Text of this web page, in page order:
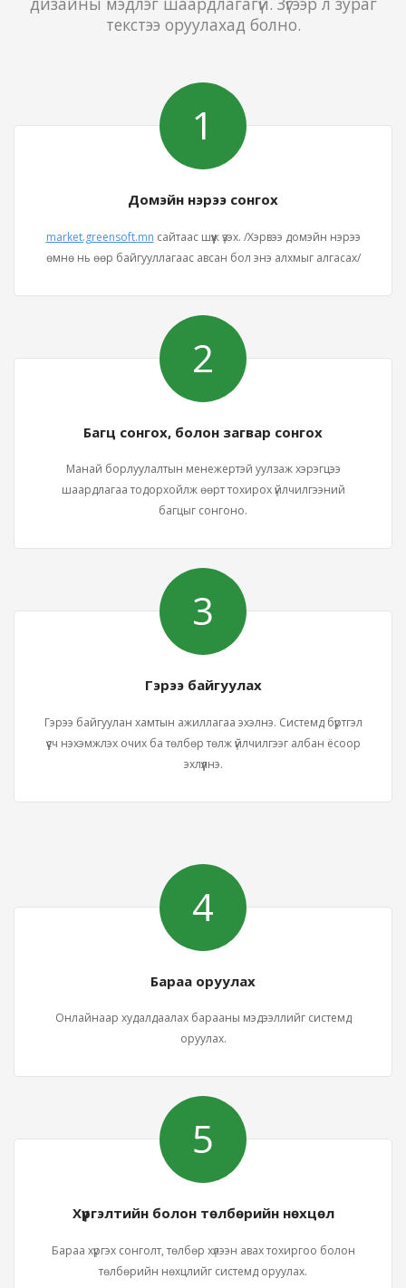
текстээ оруулахад болно.
1
Домэйн нэрээ сонгох
market.greensoft.mn сайтаас шүүж үзэх. /Хэрвээ домэйн нэрээ
өмнө нь өөр байгууллагаас авсан бол энэ алхмыг алгасах/
2
Багц сонгох, болон загвар сонгох
Манай борлуулалтын менежертэй уулзаж хэрэгцээ
шаардлагаа тодорхойлж өөрт тохирох үйлчилгээний
багцыг сонгоно.
3
Гэрээ байгуулах
Гэрээ байгуулан хамтын ажиллагаа эхэлнэ. Системд бүртгэл
үүсч нэхэмжлэх очих ба төлбөр төлж үйлчилгээг албан ёсоор
эхлүүлнэ.
4
Бараа оруулах
Онлайнаар худалдаалах барааны мэдээллийг системд
оруулах.
5
Хүргэлтийн болон төлбөрийн нөхцөл
Бараа хүргэх сонголт, төлбөр хүлээн авах тохиргоо болон
төлбөрийн нөхцлийг системд оруулах.